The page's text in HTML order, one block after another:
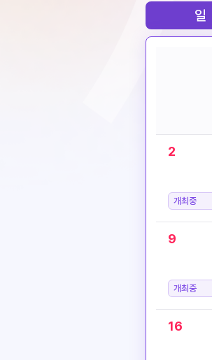
일
2
개최중
9
개최중
16